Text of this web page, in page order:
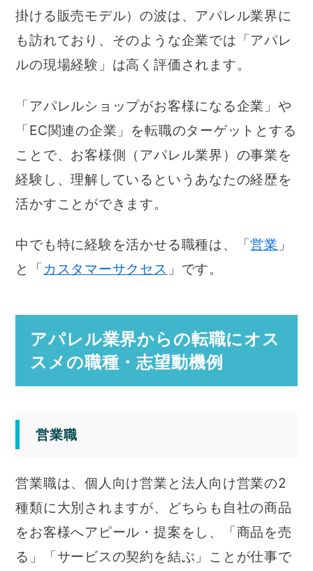
掛ける販売モデル）の波は、アパレル業界に
も訪れており、そのような企業では「アパレ
ルの現場経験」は高く評価されます。
「アパレルショップがお客様になる企業」や
「EC関連の企業」を転職のターゲットとする
ことで、お客様側（アパレル業界）の事業を
経験し、理解しているというあなたの経歴を
活かすことができます。
中でも特に経験を活かせる職種は、「営業 」
と「 カスタマーサクセス 」です。
アパレル業界からの転職にオス
スメの職種・志望動機例
営業職
営業職は、個人向け営業と法人向け営業の2
種類に大別されますが、どちらも自社の商品
をお客様へアピール・提案をし、「商品を売
る」「サービスの契約を結ぶ」ことが仕事で